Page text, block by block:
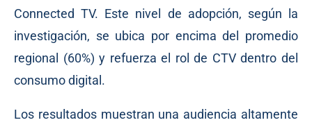
Connected TV. Este nivel de adopción, según la
investigación, se ubica por encima del promedio
regional (60%) y refuerza el rol de CTV dentro del
consumo digital.
Los resultados muestran una audiencia altamente